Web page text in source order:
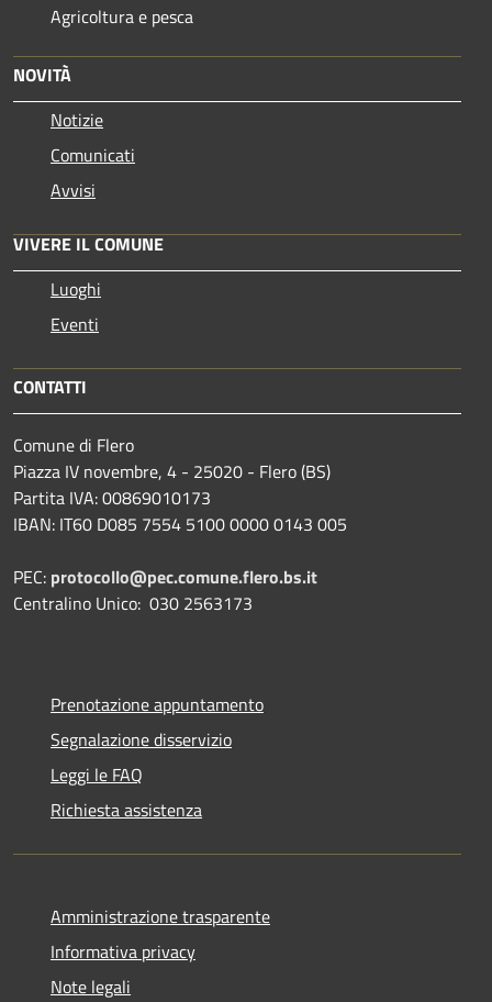
Agricoltura e pesca
NOVITÀ
Notizie
Comunicati
Avvisi
VIVERE IL COMUNE
Luoghi
Eventi
CONTATTI
Comune di Flero
Piazza IV novembre, 4 - 25020 - Flero (BS)
Partita IVA: 00869010173
IBAN: IT60 D085 7554 5100 0000 0143 005
PEC: protocollo@pec.comune.flero.bs.it
Centralino Unico: 030 2563173
Prenotazione appuntamento
Segnalazione disservizio
Leggi le FAQ
Richiesta assistenza
Amministrazione trasparente
Informativa privacy
Note legali